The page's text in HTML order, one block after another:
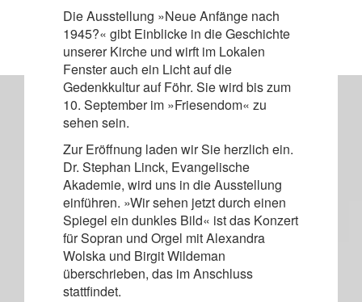
Die Ausstellung »Neue Anfänge nach
1945?« gibt Einblicke in die Geschichte
unserer Kirche und wirft im Lokalen
Fenster auch ein Licht auf die
Gedenkkultur auf Föhr. Sie wird bis zum
10. September im »Friesendom« zu
sehen sein.
Zur Eröffnung laden wir Sie herzlich ein.
Dr. Stephan Linck, Evangelische
Akademie, wird uns in die Ausstellung
einführen. »Wir sehen jetzt durch einen
Spiegel ein dunkles Bild« ist das Konzert
für Sopran und Orgel mit Alexandra
Wolska und Birgit Wildeman
überschrieben, das im Anschluss
stattfindet.